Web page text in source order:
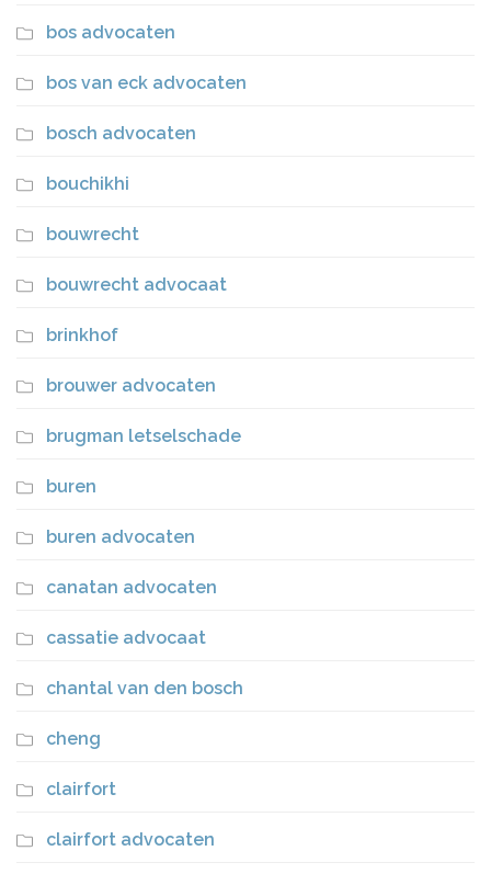
bos advocaten
bos van eck advocaten
bosch advocaten
bouchikhi
bouwrecht
bouwrecht advocaat
brinkhof
brouwer advocaten
brugman letselschade
buren
buren advocaten
canatan advocaten
cassatie advocaat
chantal van den bosch
cheng
clairfort
clairfort advocaten